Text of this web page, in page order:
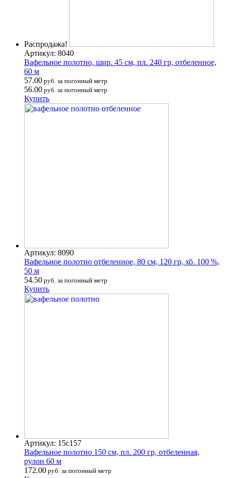
Распродажа!
Артикул: 8040
Вафельное полотно, шир. 45 см, пл. 240 гр, отбеленное,
60 м
57.00 руб. за погонный метр
56.00 руб. за погонный метр
Купить
Артикул: 8090
Вафельное полотно отбеленное, 80 см, 120 гр, хб. 100 %,
50 м
54.50 руб. за погонный метр
Купить
Артикул: 15с157
Вафельное полотно 150 см, пл. 200 гр, отбеленная,
рулон 60 м
172.00 руб. за погонный метр